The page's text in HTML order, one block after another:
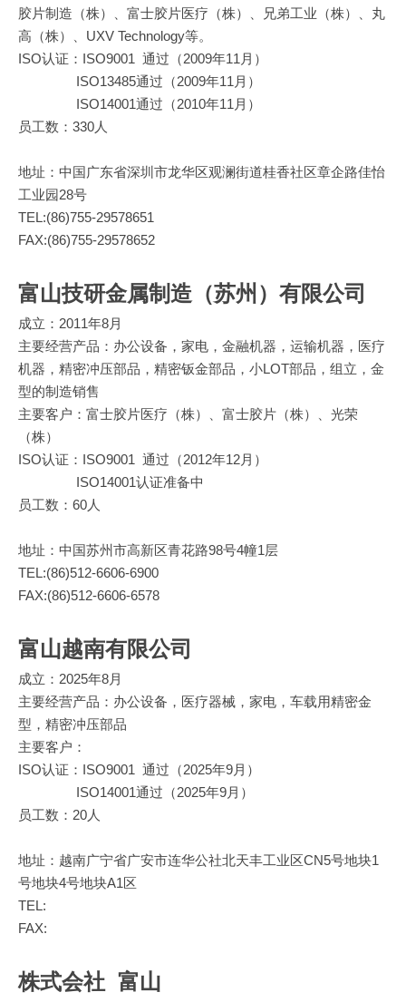
胶片制造（株）、富士胶片医疗（株）、兄弟工业（株）、丸
高（株）、UXV Technology等。
ISO认证：ISO9001 通过（2009年11月）
ISO13485通过（2009年11月）
ISO14001通过（2010年11月）
员工数：330人
地址：中国广东省深圳市龙华区观澜街道桂香社区章企路佳怡
工业园28号
TEL:(86)755-29578651
FAX:(86)755-29578652
富山技研金属制造（苏州）有限公司
成立：2011年8月
主要经营产品：办公设备，家电，金融机器，运输机器，医疗
机器，精密冲压部品，精密钣金部品，小LOT部品，组立，金
型的制造销售
主要客户：富士胶片医疗（株）、富士胶片（株）、光荣
（株）
ISO认证 ：ISO9001 通过（2012年12月）
ISO14001认证准备中
员工数：60人
地址：中国苏州市高新区青花路98号4幢1层
TEL:(86)512-6606-6900
FAX:(86)512-6606-6578
富山越南有限公司
成立：2025年8月
主要经营产品： 办公设备，医疗器械，家电，车载用精密金
型，精密冲压部品
主要客户：
ISO认证：ISO9001 通过（2025年9月）
ISO14001通过（2025年9月）
员工数：20人
地址：越南广宁省广安市连华公社北天丰工业区CN5号地块1
号地块4号地块A1区
TEL:
FAX:
株式会社 富山